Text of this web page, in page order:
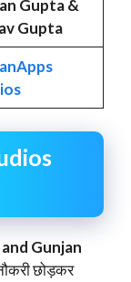
Gupta &
Gupta
Gunjan
छोड़कर